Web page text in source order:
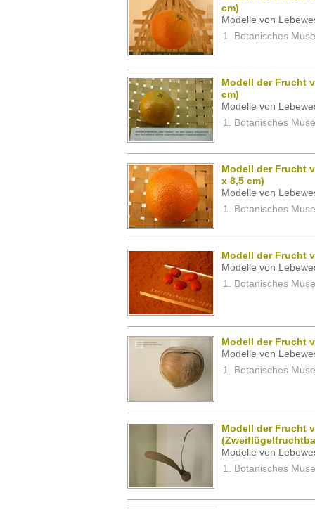
cm)
Modelle von
Botanisches
Modell der Frucht
cm)
Modelle von
Botanisches
Modell der Frucht
x 8,5 cm)
Modelle von
Botanisches
Modell der Frucht
Modelle von
Botanisches
Modell der Frucht
Modelle von
Botanisches
Modell der Frucht
Modelle von
Botanisches